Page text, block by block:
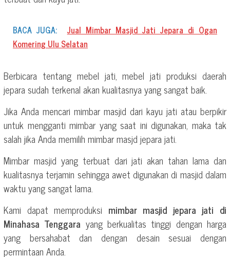
BACA JUGA:
Jual Mimbar Masjid Jati Jepara di Ogan
Komering Ulu Selatan
Berbicara tentang mebel jati, mebel jati produksi daerah
jepara sudah terkenal akan kualitasnya yang sangat baik.
Jika Anda mencari mimbar masjid dari kayu jati atau berpikir
untuk mengganti mimbar yang saat ini digunakan, maka tak
salah jika Anda memilih mimbar masjd jepara jati.
Mimbar masjid yang terbuat dari jati akan tahan lama dan
kualitasnya terjamin sehingga awet digunakan di masjid dalam
waktu yang sangat lama.
Kami dapat memproduksi mimbar masjid jepara jati di
Minahasa Tenggara yang berkualitas tinggi dengan harga
yang bersahabat dan dengan desain sesuai dengan
permintaan Anda.